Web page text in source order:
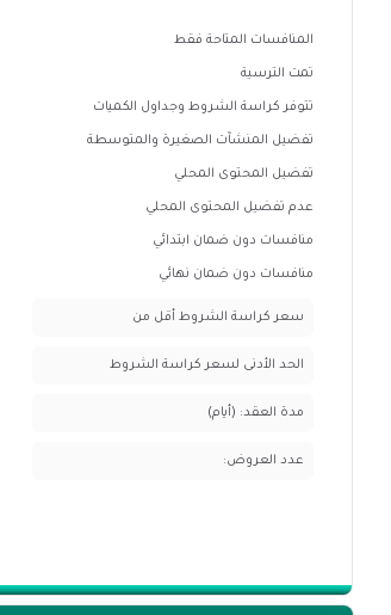
المنافسات المتاحة فقط
تمت الترسية
تتوفر كراسة الشروط وجداول الكميات
تفضيل المنشآت الصغيرة والمتوسطة
تفضيل المحتوى المحلي
عدم تفضيل المحتوى المحلي
منافسات دون ضمان ابتدائي
منافسات دون ضمان نهائي
سعر كراسة الشروط أقل من
الحد الأدنى لسعر كراسة الشروط
مدة العقد: (أيام)
عدد العروض: